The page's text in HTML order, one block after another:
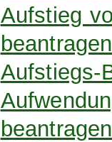
Aufstieg
beantragen
Aufstiegs-
beantragen